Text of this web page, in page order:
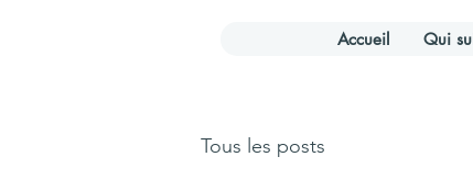
Accueil Qui
Tous les posts